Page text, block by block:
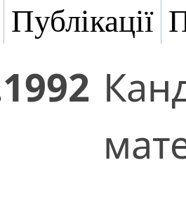
Публікації